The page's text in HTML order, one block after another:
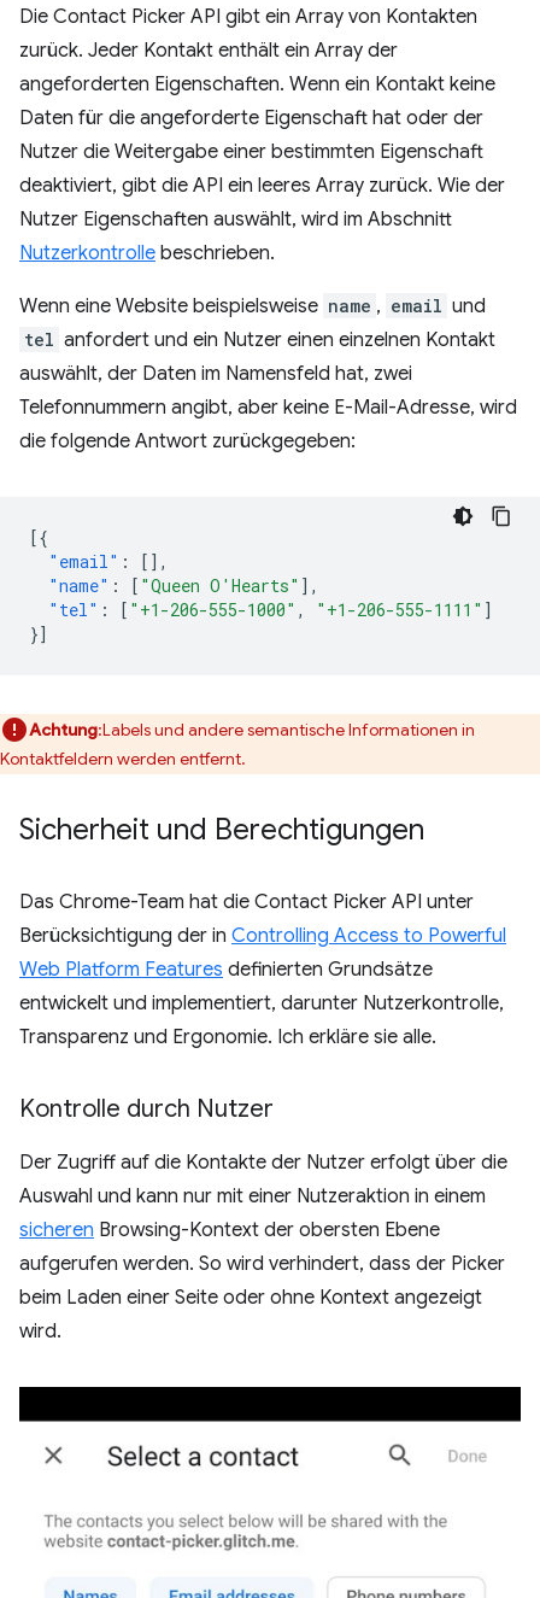
Die Contact Picker API gibt ein Array von Kontakten
zurück. Jeder Kontakt enthält ein Array der
angeforderten Eigenschaften. Wenn ein Kontakt keine
Daten für die angeforderte Eigenschaft hat oder der
Nutzer die Weitergabe einer bestimmten Eigenschaft
deaktiviert, gibt die API ein leeres Array zurück. Wie der
Nutzer Eigenschaften auswählt, wird im Abschnitt
Nutzerkontrolle beschrieben.
Wenn eine Website beispielsweise name , email und
tel anfordert und ein Nutzer einen einzelnen Kontakt
auswählt, der Daten im Namensfeld hat, zwei
Telefonnummern angibt, aber keine E-Mail-Adresse, wird
die folgende Antwort zurückgegeben:
[{
"email" :
[],
"name" : [ "Queen O'Hearts" ],
"tel" : [ "+1-206-555-1000" , "+1-206-555-1111" ]
}]
Achtung:Labels und andere semantische Informationen in
Kontaktfeldern werden entfernt.
Sicherheit und Berechtigungen
Das Chrome-Team hat die Contact Picker API unter
Berücksichtigung der in Controlling Access to Powerful
Web Platform Features definierten Grundsätze
entwickelt und implementiert, darunter Nutzerkontrolle,
Transparenz und Ergonomie. Ich erkläre sie alle.
Kontrolle durch Nutzer
Der Zugriff auf die Kontakte der Nutzer erfolgt über die
Auswahl und kann nur mit einer Nutzeraktion in einem
sicheren Browsing-Kontext der obersten Ebene
aufgerufen werden. So wird verhindert, dass der Picker
beim Laden einer Seite oder ohne Kontext angezeigt
wird.